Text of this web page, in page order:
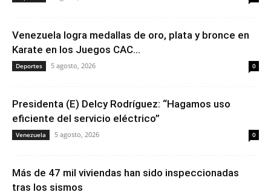
Venezuela logra medallas de oro, plata y bronce en
Karate en los Juegos CAC...
Deportes 5 agosto, 2026 0
Presidenta (E) Delcy Rodríguez: “Hagamos uso
eficiente del servicio eléctrico”
Venezuela 5 agosto, 2026 0
Más de 47 mil viviendas han sido inspeccionadas
tras los sismos